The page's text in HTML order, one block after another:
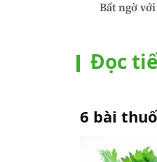
Bất ngờ
Đọc
6 bài